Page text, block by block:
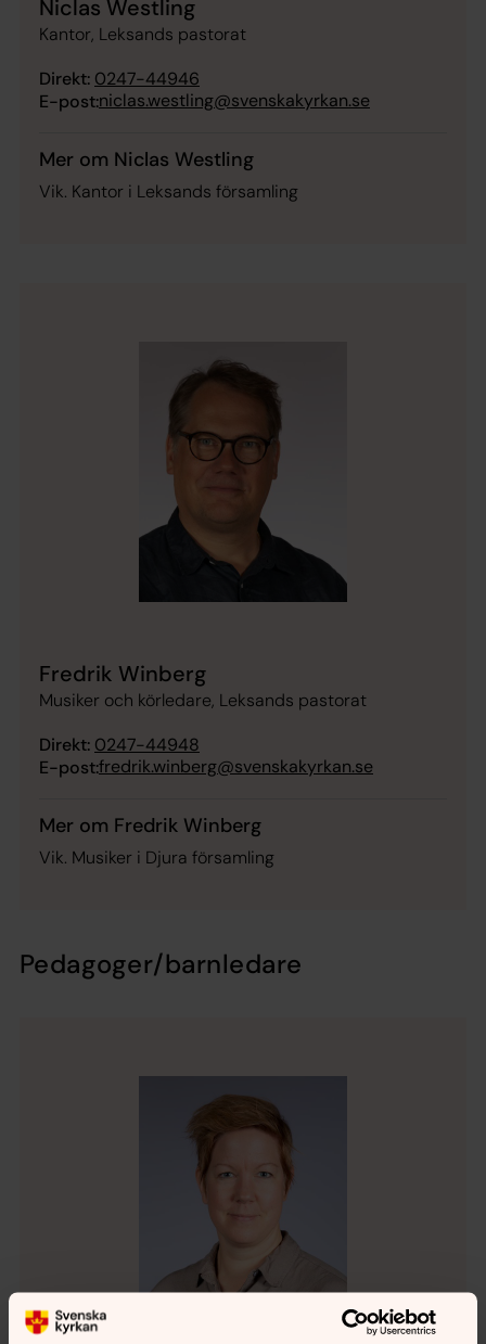
Niclas Westling
Kantor, Leksands pastorat
Direkt: 0247-44946
E-post:niclas.westling@svenskakyrkan.se
Mer om Niclas Westling
Vik. Kantor i Leksands församling
Fredrik Winberg
Musiker och körledare, Leksands pastorat
Direkt: 0247-44948
E-post:fredrik.winberg@svenskakyrkan.se
Mer om Fredrik Winberg
Vik. Musiker i Djura församling
Pedagoger/barnledare